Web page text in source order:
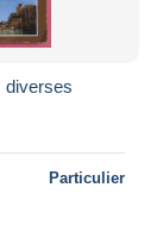
diverses
Particulier